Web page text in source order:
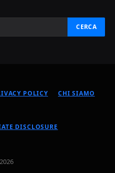
POLICY CHI SIAMO
DISCLOSURE